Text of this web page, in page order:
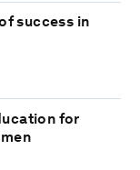
success in
for